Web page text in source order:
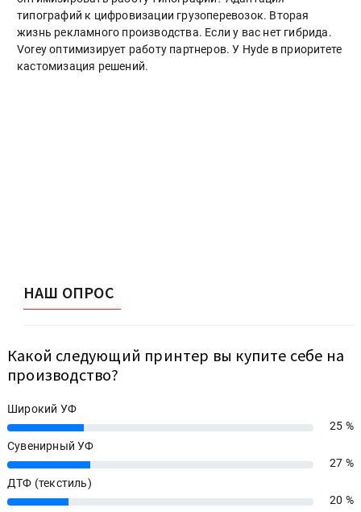
типографий к цифровизации грузоперевозок. Вторая
жизнь рекламного производства. Если у вас нет гибрида.
Vorey оптимизирует работу партнеров. У Hyde в приоритете
кастомизация решений.
НАШ ОПРОС
Какой следующий принтер вы купите себе на
производство?
Широкий УФ
25%
25 %
Сувенирный УФ
27%
27 %
ДТФ (текстиль)
20%
20 %